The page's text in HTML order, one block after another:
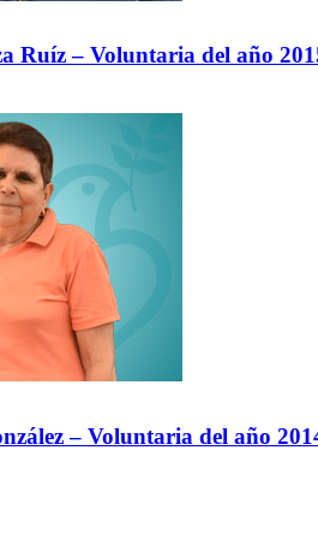
Ruíz – Voluntaria del año
– Voluntaria del año